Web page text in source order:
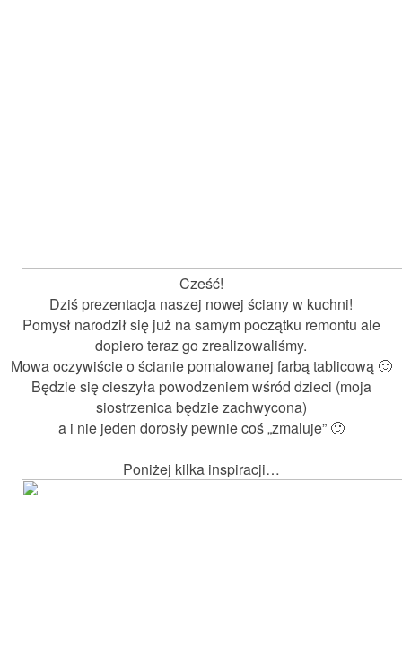
Cześć!
Dziś prezentacja naszej nowej ściany w kuchni!
Pomysł narodził się już na samym początku remontu ale
dopiero teraz go zrealizowaliśmy.
Mowa oczywiście o ścianie pomalowanej farbą tablicową 🙂
Będzie się cieszyła powodzeniem wśród dzieci (moja
siostrzenica będzie zachwycona)
a i nie jeden dorosły pewnie coś „zmaluje” 🙂
Poniżej kilka inspiracji…